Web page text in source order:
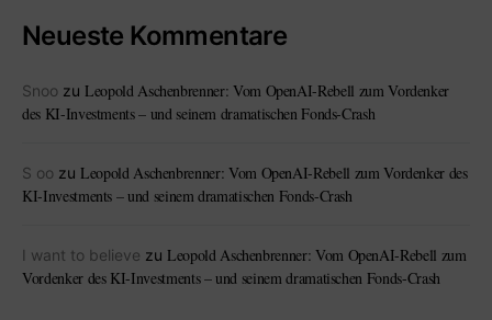
Neueste Kommentare
Snoo zu Leopold Aschenbrenner: Vom OpenAI-Rebell zum Vordenker
des KI-Investments – und seinem dramatischen Fonds-Crash
S oo zu Leopold Aschenbrenner: Vom OpenAI-Rebell zum Vordenker des
KI-Investments – und seinem dramatischen Fonds-Crash
I want to believe zu Leopold Aschenbrenner: Vom OpenAI-Rebell zum
Vordenker des KI-Investments – und seinem dramatischen Fonds-Crash